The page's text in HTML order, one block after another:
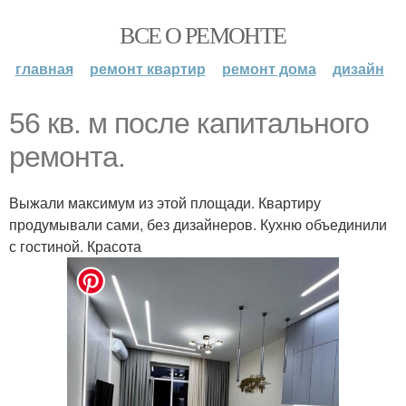
ВСЕ О РЕМОНТЕ
главная ремонт квартир ремонт дома дизайн
56 кв. м после капитального
ремонта.
Выжали максимум из этой площади. Квартиру
продумывали сами, без дизайнеров. Кухню объединили
с гостиной. Красота